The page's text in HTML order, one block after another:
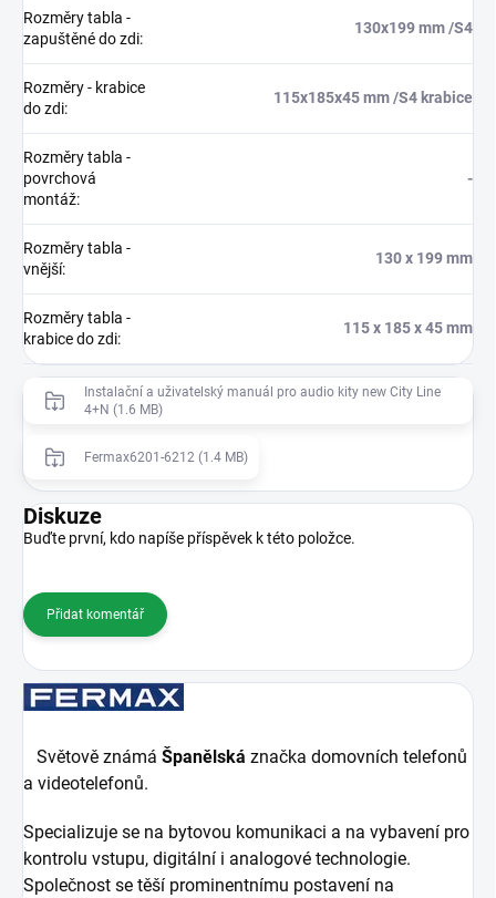
Rozměry tabla -
zapuštěné do zdi:
130x199 mm /S4
Rozměry - krabice
do zdi:
115x185x45 mm /S4 krabice
Rozměry tabla -
povrchová
montáž:
-
Rozměry tabla -
vnější:
130 x 199 mm
Rozměry tabla -
krabice do zdi:
115 x 185 x 45 mm
Instalační a uživatelský manuál pro audio kity new City Line
4+N (1.6 MB)
Fermax6201-6212 (1.4 MB)
Diskuze
Buďte první, kdo napíše příspěvek k této položce.
Přidat komentář
Světově známá Španělská značka domovních telefonů
a videotelefonů.
Specializuje se na bytovou komunikaci a na vybavení pro
kontrolu vstupu, digitální i analogové technologie.
Společnost se těší prominentnímu postavení na